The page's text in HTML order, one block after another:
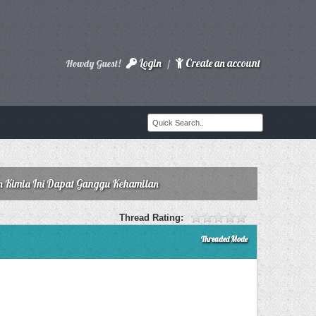
Howdy Guest! Login / Create an account
Ini Dapat Ganggu Kehamilan
Thread Rating:
Threaded Mode